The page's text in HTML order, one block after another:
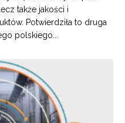
także jakości i
Potwierdziła to druga
polskiego...